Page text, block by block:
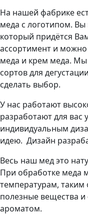
На нашей фабрике
меда с логотипом.
который придётся
ассортимент и
меда и крем меда.
сортов для
сделать выбор.
У нас работают
разработают для
индивидуальным
идею. Дизайн
Весь наш мед это
При обработке меда
температурам, таким
полезные вещества
ароматом.